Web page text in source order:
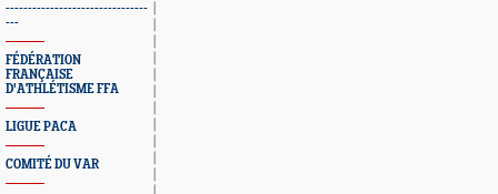
--------------------------------
---
FÉDÉRATION
FRANÇAISE
D'ATHLÉTISME FFA
LIGUE PACA
COMITÉ DU VAR